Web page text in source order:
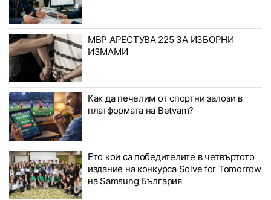
МВР АРЕСТУВА 225 ЗА ИЗБОРНИ
ИЗМАМИ
Как да печелим от спортни залози в
платформата на Betvam?
Ето кои са победителите в четвъртото
издание на конкурса Solve for Tomorrow
на Samsung България